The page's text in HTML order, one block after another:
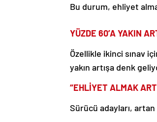
Bu durum, ehliyet
YÜZDE 60’A YAKIN
Özellikle ikinci sınav
yakın artışa denk
“EHLİYET ALMAK
Sürücü adayları,